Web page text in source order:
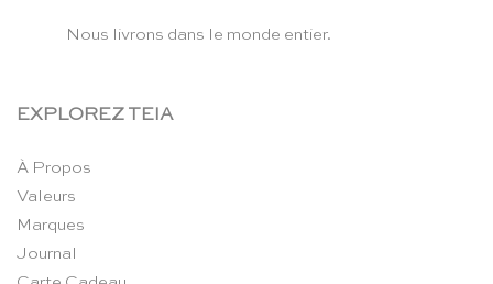
Nous livrons dans le monde entier.
EXPLOREZ TEIA
À Propos
Valeurs
Marques
Journal